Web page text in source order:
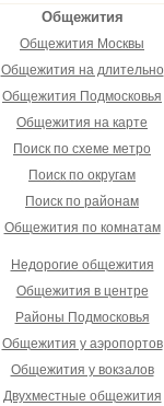
Общежития
Общежития Москвы
Общежития на длительно
Общежития Подмосковья
Общежития на карте
Поиск по схеме метро
Поиск по округам
Поиск по районам
Общежития по комнатам
Недорогие общежития
Общежития в центре
Районы Подмосковья
Общежития у аэропортов
Общежития у вокзалов
Двухместные общежития